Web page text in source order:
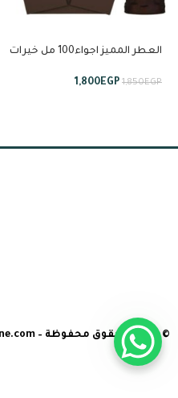
العطر المميز اجواء100 مل خيرات
1,850EGP
1,800EGP
© جميع الحقوق محفوظة – estabraqonline.com